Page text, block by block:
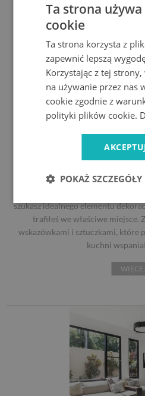
Jak dobrać obraz do
szukasz idealnego elementu
trafiłeś we właściwe miejsce.
wskazówkami i sztuczkami, które
kuchni
WIĘCEJ
Ta strona
cookie
Ta strona korzysta z
zapewnić lepszą
Korzystając z tej strony,
na używanie przez nas
cookie zgodnie z
polityki plików cookie.
POKAŻ SZCZEGÓŁY